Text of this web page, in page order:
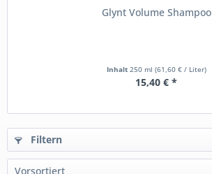
Glynt Volume Shampoo
Inhalt 250 ml (61,60 € / Liter)
15,40 € *
Filtern